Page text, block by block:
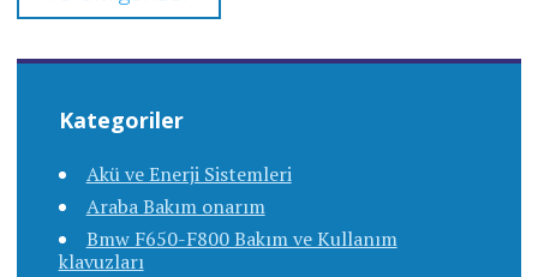
Kategoriler
Akü ve Enerji Sistemleri
Araba Bakım onarım
Bmw F650-F800 Bakım ve Kullanım
klavuzları